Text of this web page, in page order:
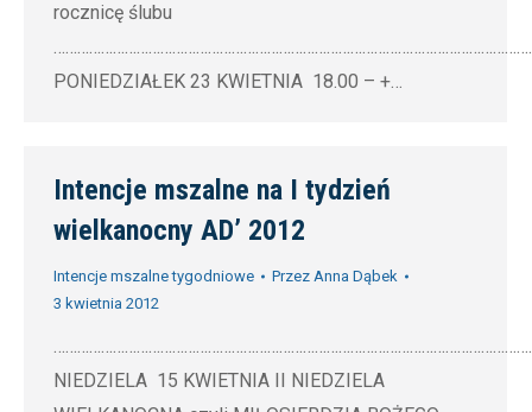
rocznicę ślubu
PONIEDZIAŁEK 23 KWIETNIA 18.00 – +…
Intencje mszalne na I tydzień
wielkanocny AD’ 2012
Intencje mszalne tygodniowe Przez Anna Dąbek
3 kwietnia 2012
NIEDZIELA 15 KWIETNIA II NIEDZIELA